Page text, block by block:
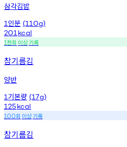
삼각김밥
1 인분 (110g)
201 kcal
1천회 이상기록
참기름김
양반
1 기본량 (17g)
125kcal
100회 이상기록
참기름김